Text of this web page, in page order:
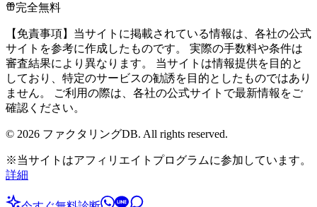
完全無料
【免責事項】当サイトに掲載されている情報は、各社の公式
サイトを参考に作成したものです。 実際の手数料や条件は
審査結果により異なります。 当サイトは情報提供を目的と
しており、特定のサービスの勧誘を目的としたものではあり
ません。 ご利用の際は、各社の公式サイトで最新情報をご
確認ください。
© 2026 ファクタリングDB. All rights reserved.
※当サイトはアフィリエイトプログラムに参加しています。
詳細